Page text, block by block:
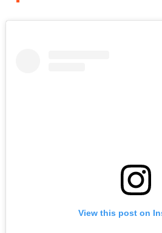
View this post on